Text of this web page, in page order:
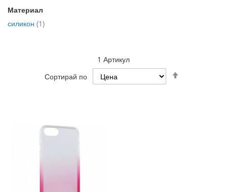
1 Артикул
Сортирай по
Материал
силикон 1артикул